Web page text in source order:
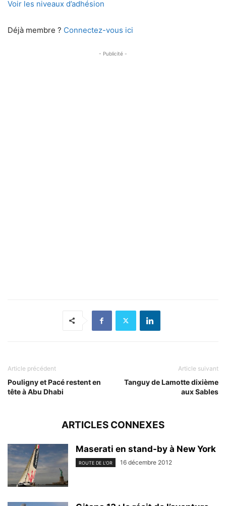
Voir les niveaux d’adhésion
Déjà membre ? Connectez-vous ici
- Publicité -
Article précédent
Pouligny et Pacé restent en
tête à Abu Dhabi
Article suivant
Tanguy de Lamotte dixième
aux Sables
ARTICLES CONNEXES
Maserati en stand-by à New York
ROUTE DE L'OR 16 décembre 2012